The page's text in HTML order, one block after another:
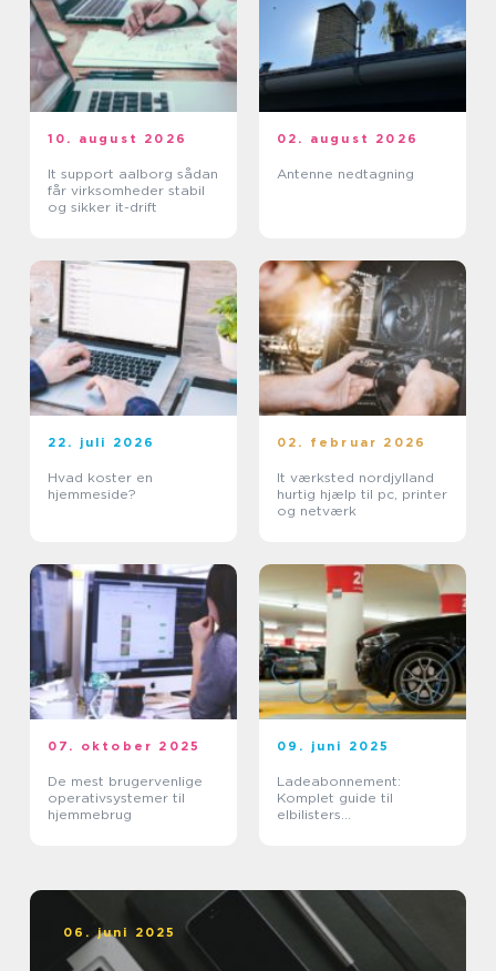
10. august 2026
It support aalborg sådan
får virksomheder stabil
og sikker it-drift
02. august 2026
Antenne nedtagning
22. juli 2026
Hvad koster en
hjemmeside?
02. februar 2026
It værksted nordjylland
hurtig hjælp til pc, printer
og netværk
07. oktober 2025
De mest brugervenlige
operativsystemer til
hjemmebrug
09. juni 2025
Ladeabonnement:
Komplet guide til
elbilisters
06. juni 2025